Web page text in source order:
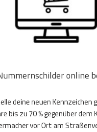
online
deine neuen Kennzeichen
bis zu 70 % gegenüber dem
vor Ort am